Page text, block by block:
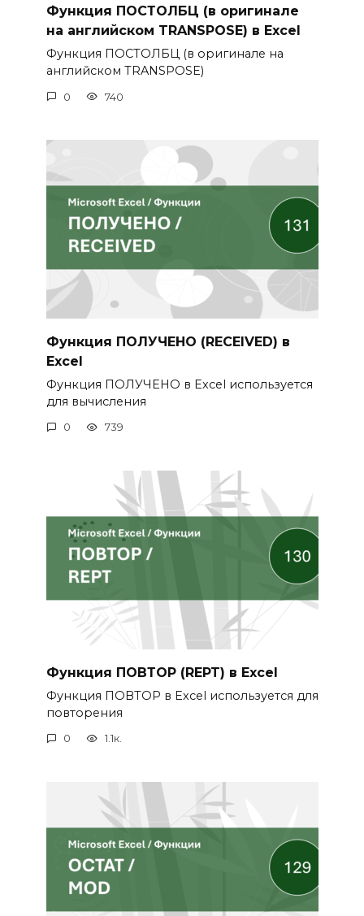
Функция ПОСТОЛБЦ (в оригинале
на английском TRANSPOSE) в Excel
Функция ПОСТОЛБЦ (в оригинале на
английском TRANSPOSE)
0 740
Функция ПОЛУЧЕНО (RECEIVED) в
Excel
Функция ПОЛУЧЕНО в Excel используется
для вычисления
0 739
Функция ПОВТОР (REPT) в Excel
Функция ПОВТОР в Excel используется для
повторения
0 1.1к.